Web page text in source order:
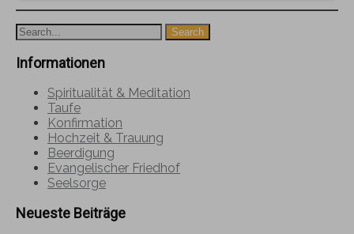
Informationen
Spiritualität & Meditation
Taufe
Konfirmation
Hochzeit & Trauung
Beerdigung
Evangelischer Friedhof
Seelsorge
Neueste Beiträge